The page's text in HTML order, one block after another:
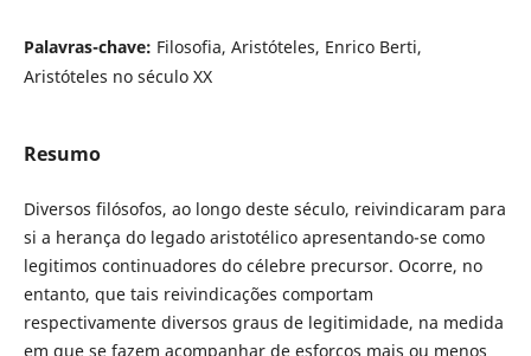
Palavras-chave: Filosofia, Aristóteles, Enrico Berti,
Aristóteles no século XX
Resumo
Diversos filósofos, ao longo deste século, reivindicaram para
si a herança do legado aristotélico apresentando-se como
legitimos continuadores do célebre precursor. Ocorre, no
entanto, que tais reivindicações comportam
respectivamente diversos graus de legitimidade, na medida
em que se fazem acompanhar de esforços mais ou menos